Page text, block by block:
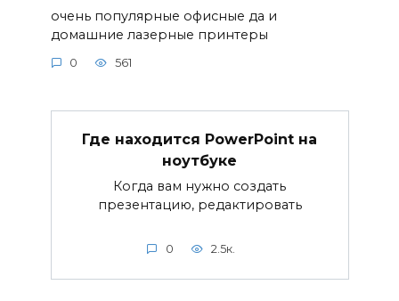
очень популярные офисные да и
домашние лазерные принтеры
0 561
Где находится PowerPoint на
ноутбуке
Когда вам нужно создать
презентацию, редактировать
0 2.5к.